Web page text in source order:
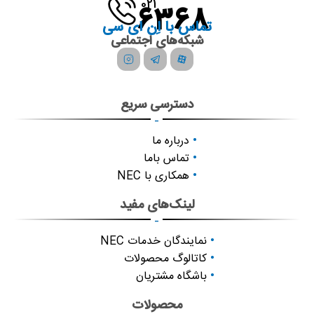
دسترسی سریع
-
درباره ما
تماس باما
همکاری با NEC
لینک‌های مفید
-
نمایندگان خدمات NEC
کاتالوگ محصولات
باشگاه مشتریان
021
6368
تماس با اِن ای سی
شبکه‌های اجتماعی
محصولات